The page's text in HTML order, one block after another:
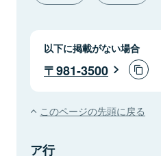
以下に掲載がない場合
981-3500
このページの先頭に戻る
ア行